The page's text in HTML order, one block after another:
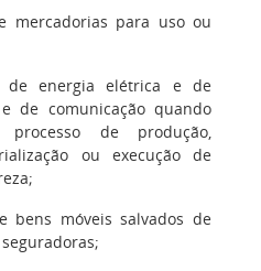
mercadorias para uso ou
energia elétrica e de
de comunicação quando
de produção,
ou execução de
bens móveis salvados de